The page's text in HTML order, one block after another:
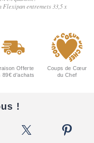
entremets 33,5 x
Offerte
89€ d'achats
Coups de Cœur
du Chef
!